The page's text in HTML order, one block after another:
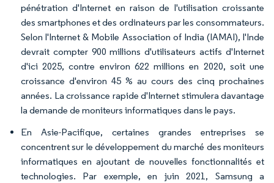
pénétration d'Internet en raison de l'utilisation croissante
des smartphones et des ordinateurs par les consommateurs.
Selon l'Internet & Mobile Association of India (IAMAI), l'Inde
devrait compter 900 millions d'utilisateurs actifs d'Internet
d'ici 2025, contre environ 622 millions en 2020, soit une
croissance d'environ 45 % au cours des cinq prochaines
années. La croissance rapide d'Internet stimulera davantage
la demande de moniteurs informatiques dans le pays.
En Asie-Pacifique, certaines grandes entreprises se
concentrent sur le développement du marché des moniteurs
informatiques en ajoutant de nouvelles fonctionnalités et
technologies. Par exemple, en juin 2021, Samsung a